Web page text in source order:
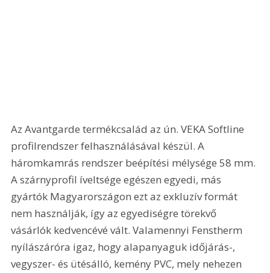
Az Avantgarde termékcsalád az ún. VEKA Softline
profilrendszer felhasználásával készül. A
háromkamrás rendszer beépítési mélysége 58 mm.
A szárnyprofil íveltsége egészen egyedi, más
gyártók Magyarországon ezt az exkluzív formát
nem használják, így az egyediségre törekvő
vásárlók kedvencévé vált. Valamennyi Fenstherm
nyílászáróra igaz, hogy alapanyaguk időjárás-,
vegyszer- és ütésálló, kemény PVC, mely nehezen